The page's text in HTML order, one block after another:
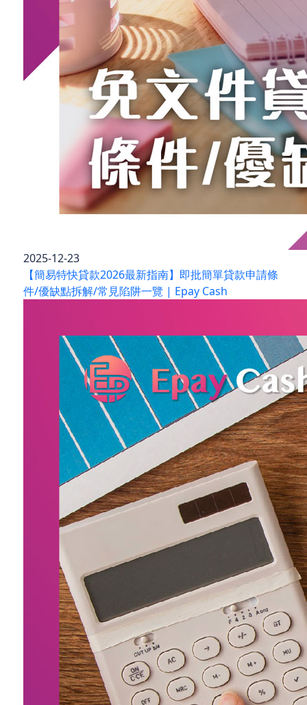
2025-12-23
【簡易特快貸款2026最新指南】即批簡單貸款申請條
件/優缺點拆解/常見陷阱一覽 | Epay Cash